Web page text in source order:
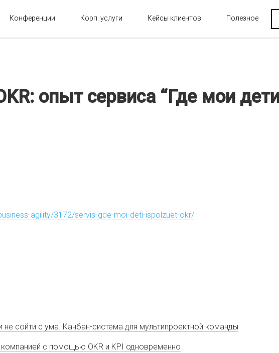
Конференции Корп. услуги Кейсы клиентов Полезное
опыт сервиса “Где мои
agility/3172/servis-gde-moi-deti-ispolzuet-okr/
не сойти с ума. Канбан-система для мультипроектной команды
компанией с помощью OKR и KPI одновременно